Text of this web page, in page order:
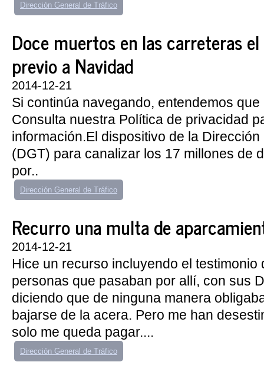
Dirección General de Tráfico
​Doce muertos en las carreteras
previo a Navidad
2014-12-21
Si continúa navegando, entendemos
Consulta nuestra Política de privacidad
información.El dispositivo de la
(DGT) para canalizar los 17 millones de
por..
Dirección General de Tráfico
Recurro una multa de
2014-12-21
Hice un recurso incluyendo el testimonio
personas que pasaban por allí, con sus
diciendo que de ninguna manera
bajarse de la acera. Pero me han
solo me queda pagar....
Dirección General de Tráfico